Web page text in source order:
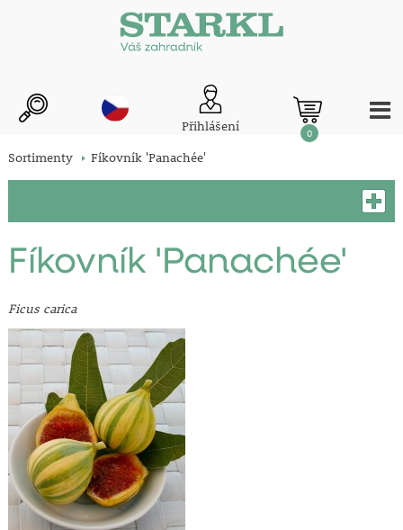
Přihlášení 0
Sortimenty Fíkovník 'Panachée'
Fíkovník 'Panachée'
Ficus carica